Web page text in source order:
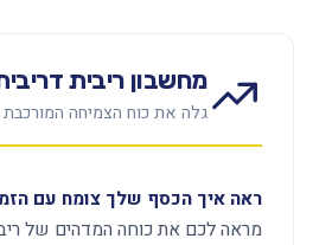
מחשבון ריבית
גלה את כוח הצמיחה המורכבת
ראה איך הכסף שלך צומח עם
מראה לכם את כוחה המדהים של